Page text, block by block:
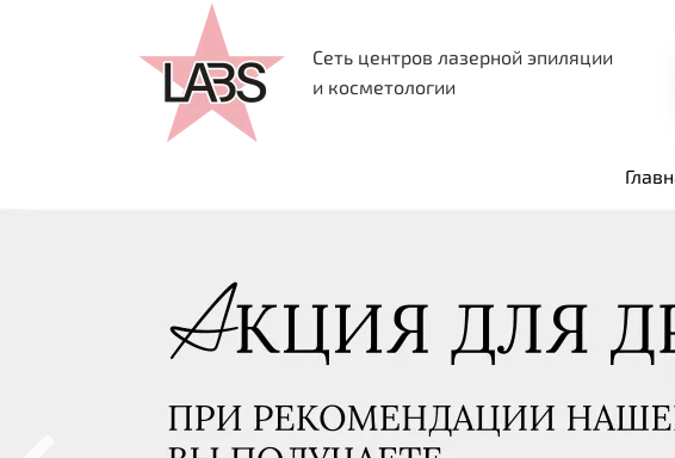
Сеть центров лазерной эпиляции
и косметологии